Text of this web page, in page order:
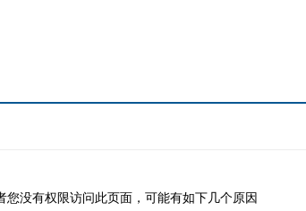
您没有权限访问此页面，可能有如下几个原因